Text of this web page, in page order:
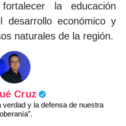
la educación
desarrollo económico y
naturales de la región.
Cruz
verdad y la defensa de nuestra